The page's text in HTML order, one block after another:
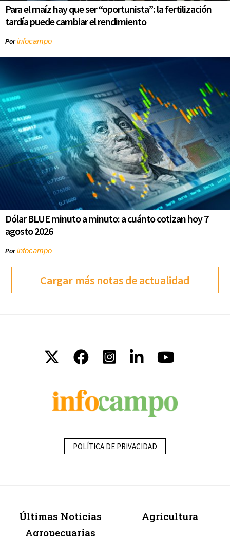
Para el maíz hay que ser “oportunista”: la fertilización
tardía puede cambiar el rendimiento
Porinfocampo
Dólar BLUE minuto a minuto: a cuánto cotizan hoy 7
agosto 2026
Porinfocampo
Cargar más notas de actualidad
POLÍTICA DE PRIVACIDAD
Últimas Noticias
Agropecuarias
Agricultura